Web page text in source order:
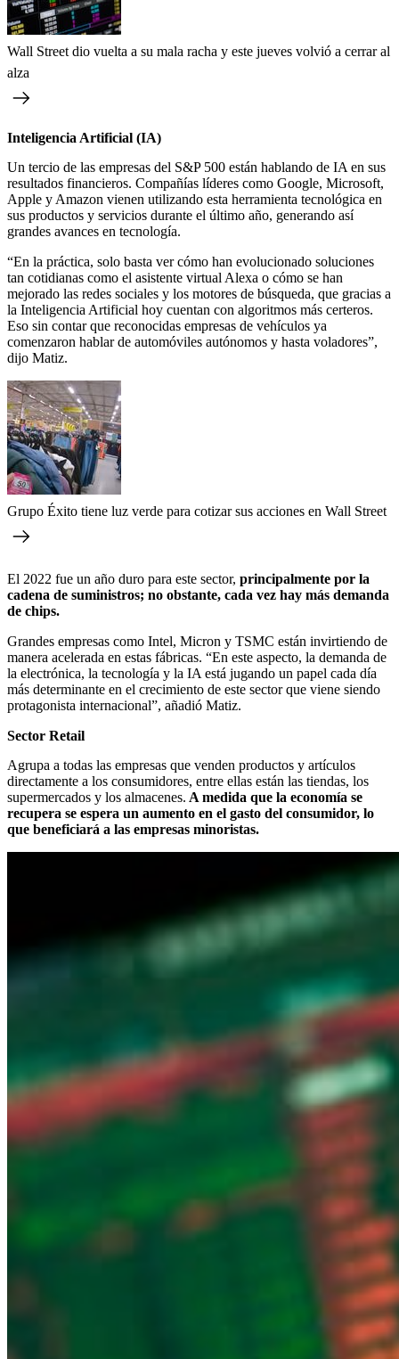
Wall Street dio vuelta a su mala racha y este jueves volvió a cerrar al
alza
Inteligencia Artificial (IA)
Un tercio de las empresas del S&P 500 están hablando de IA en sus
resultados financieros. Compañías líderes como Google, Microsoft,
Apple y Amazon vienen utilizando esta herramienta tecnológica en
sus productos y servicios durante el último año, generando así
grandes avances en tecnología.
“En la práctica, solo basta ver cómo han evolucionado soluciones
tan cotidianas como el asistente virtual Alexa o cómo se han
mejorado las redes sociales y los motores de búsqueda, que gracias a
la Inteligencia Artificial hoy cuentan con algoritmos más certeros.
Eso sin contar que reconocidas empresas de vehículos ya
comenzaron hablar de automóviles autónomos y hasta voladores”,
dijo Matiz.
Grupo Éxito tiene luz verde para cotizar sus acciones en Wall Street
El 2022 fue un año duro para este sector, principalmente por la
cadena de suministros; no obstante, cada vez hay más demanda
de chips.
Grandes empresas como Intel, Micron y TSMC están invirtiendo de
manera acelerada en estas fábricas. “En este aspecto, la demanda de
la electrónica, la tecnología y la IA está jugando un papel cada día
más determinante en el crecimiento de este sector que viene siendo
protagonista internacional”, añadió Matiz.
Sector Retail
Agrupa a todas las empresas que venden productos y artículos
directamente a los consumidores, entre ellas están las tiendas, los
supermercados y los almacenes. A medida que la economía se
recupera se espera un aumento en el gasto del consumidor, lo
que beneficiará a las empresas minoristas.